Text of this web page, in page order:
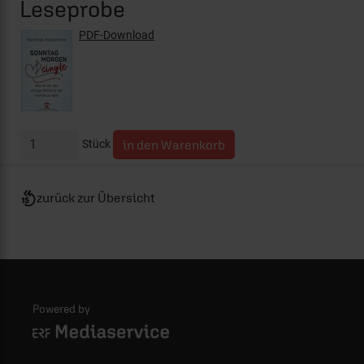
Leseprobe
PDF-Download
Stück
zurück zur Übersicht
Powered by
Logo - ERF Mediaservice